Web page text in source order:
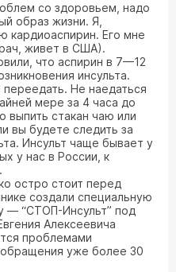
со здоровьем, надо
образ жизни. Я,
кардиоаспирин. Его мне
живет в США).
что аспирин в 7—12
инсульта.
Не наедаться
мере за 4 часа до
выпить стакан чаю или
вы будете следить за
Инсульт чаще бывает у
у нас в России, к
остро стоит перед
создали специальную
— “СТОП-Инсульт” под
Алексеевича
проблемами
уже более 30